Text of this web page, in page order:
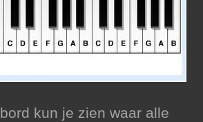
kun je zien waar alle